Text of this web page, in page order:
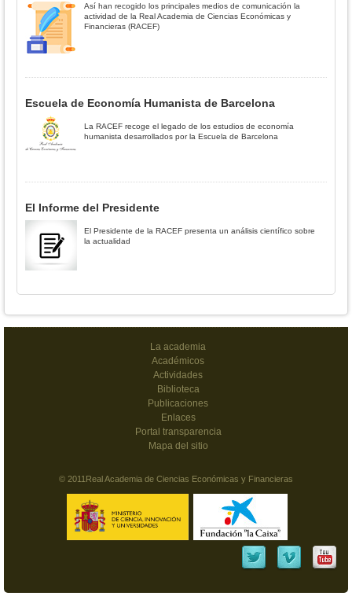
Así han recogido los principales medios de comunicación la
actividad de la Real Academia de Ciencias Económicas y
Financieras (RACEF)
Escuela de Economía Humanista de Barcelona
La RACEF recoge el legado de los estudios de economía
humanista desarrollados por la Escuela de Barcelona
El Informe del Presidente
El Presidente de la RACEF presenta un análisis científico sobre
la actualidad
La academia
Académicos
Actividades
Biblioteca
Publicaciones
Enlaces
Portal transparencia
Mapa del sitio
© 2011Real Academia de Ciencias Económicas y Financieras